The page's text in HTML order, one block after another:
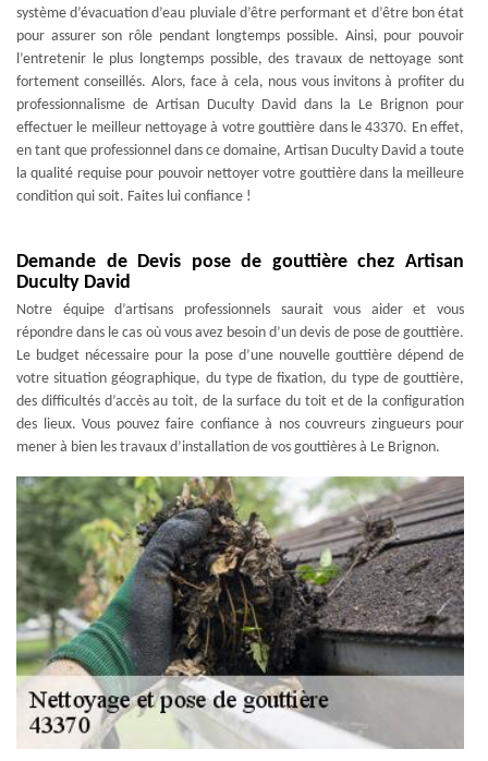
système d’évacuation d’eau pluviale d’être performant et d’être bon état
pour assurer son rôle pendant longtemps possible. Ainsi, pour pouvoir
l’entretenir le plus longtemps possible, des travaux de nettoyage sont
fortement conseillés. Alors, face à cela, nous vous invitons à profiter du
professionnalisme de Artisan Duculty David dans la Le Brignon pour
effectuer le meilleur nettoyage à votre gouttière dans le 43370. En effet,
en tant que professionnel dans ce domaine, Artisan Duculty David a toute
la qualité requise pour pouvoir nettoyer votre gouttière dans la meilleure
condition qui soit. Faites lui confiance !
Demande de Devis pose de gouttière chez Artisan
Duculty David
Notre équipe d’artisans professionnels saurait vous aider et vous
répondre dans le cas où vous avez besoin d’un devis de pose de gouttière.
Le budget nécessaire pour la pose d’une nouvelle gouttière dépend de
votre situation géographique, du type de fixation, du type de gouttière,
des difficultés d’accès au toit, de la surface du toit et de la configuration
des lieux. Vous pouvez faire confiance à nos couvreurs zingueurs pour
mener à bien les travaux d’installation de vos gouttières à Le Brignon.